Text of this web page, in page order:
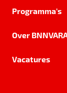
Programma's
Over
Vacatures